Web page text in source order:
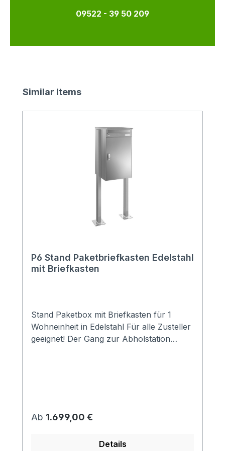
09522 - 39 50 209
Produktgalerie überspringen
Similar Items
P6 Stand Paketbriefkasten Edelstahl
mit Briefkasten
Stand Paketbox mit Briefkasten für 1
Wohneinheit in Edelstahl Für alle Zusteller
geeignet! Der Gang zur Abholstation
DIN EN 13724 konformer Briefkasten
(passend für alle DIN A4 Umschläge) 1
Auswahl) 3-Punkt-Verriegeleung inkl.
Regulärer Preis:
Ab 1.699,00 €
Details